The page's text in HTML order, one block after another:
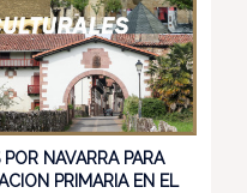
NAVARRA PARA
PRIMARIA EN EL